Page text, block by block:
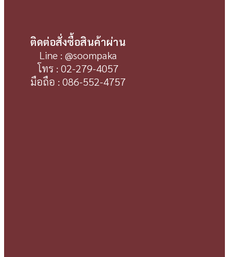
ติดต่อสั่งซื้อสินค้าผ่าน
Line : @soompaka
โทร : 02-279-4057
มือถือ : 086-552-4757